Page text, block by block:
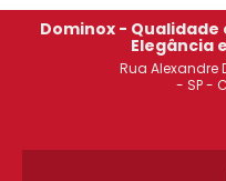
ARMÁRIO DE AÇO ROUPEIRO
ESTANTE DE AÇO PARA
Dominox - Qualidade
Elegância
Rua
- SP -